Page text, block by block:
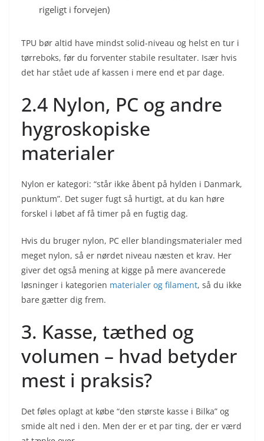
rigeligt i forvejen)
TPU bør altid have mindst solid-niveau og helst en tur i
tørreboks, før du forventer stabile resultater. Især hvis
det har stået ude af kassen i mere end et par dage.
2.4 Nylon, PC og andre
hygroskopiske
materialer
Nylon er kategori: “står ikke åbent på hylden i Danmark,
punktum”. Det suger fugt så hurtigt, at du kan høre
forskel i løbet af få timer på en fugtig dag.
Hvis du bruger nylon, PC eller blandingsmaterialer med
meget nylon, så er nørdet niveau næsten et krav. Her
giver det også mening at kigge på mere avancerede
løsninger i kategorien materialer og filament, så du ikke
bare gætter dig frem.
3. Kasse, tæthed og
volumen – hvad betyder
mest i praksis?
Det føles oplagt at købe “den største kasse i Bilka” og
smide alt ned i den. Men der er et par ting, der er værd